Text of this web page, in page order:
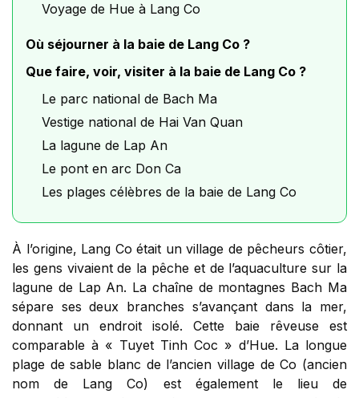
Voyage de Hue à Lang Co
Où séjourner à la baie de Lang Co ?
Que faire, voir, visiter à la baie de Lang Co ?
Le parc national de Bach Ma
Vestige national de Hai Van Quan
La lagune de Lap An
Le pont en arc Don Ca
Les plages célèbres de la baie de Lang Co
À l’origine, Lang Co était un village de pêcheurs côtier,
les gens vivaient de la pêche et de l’aquaculture sur la
lagune de Lap An. La chaîne de montagnes Bach Ma
sépare ses deux branches s’avançant dans la mer,
donnant un endroit isolé. Cette baie rêveuse est
comparable à « Tuyet Tinh Coc » d’Hue. La longue
plage de sable blanc de l’ancien village de Co (ancien
nom de Lang Co) est également le lieu de